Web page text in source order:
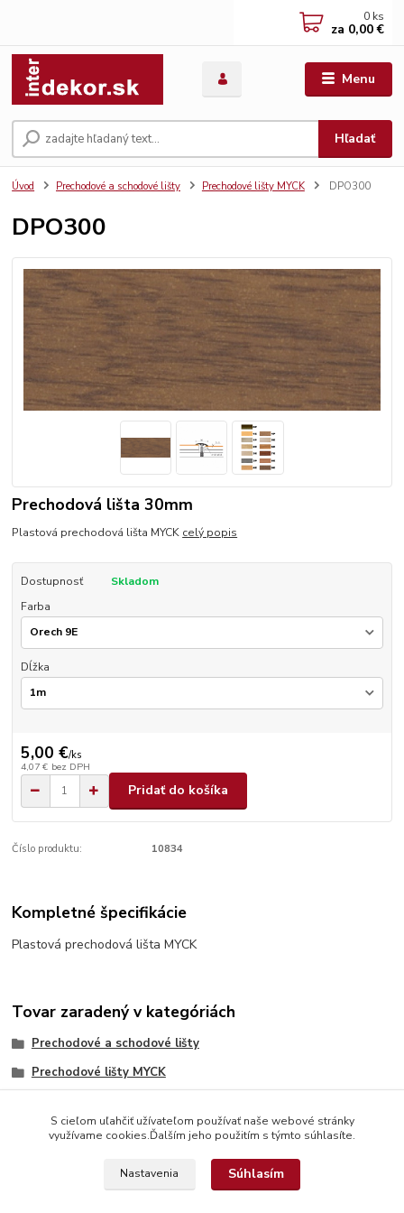
Menu
Hľadať
0 ks
za 0,00 €
Úvod Prechodové a schodové lišty Prechodové lišty MYCK DPO300
DPO300
Prechodová lišta 30mm
Plastová prechodová lišta MYCK celý popis
Dostupnosť
Skladom
Farba
Dĺžka
5,00 €/ks
4,07 € bez DPH
Pridať do košíka
Číslo produktu: 10834
Kompletné špecifikácie
Plastová prechodová lišta MYCK
Tovar zaradený v kategóriách
Prechodové a schodové lišty
Prechodové lišty MYCK
S cieľom uľahčiť užívateľom používať naše webové stránky
využívame cookies.Ďalším jeho použitím s týmto súhlasíte.
Nastavenia Súhlasím